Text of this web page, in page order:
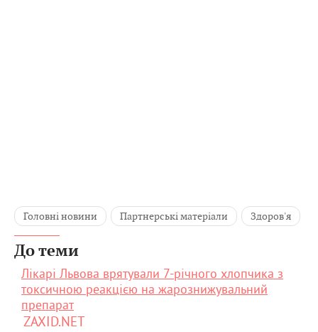
Головні новини Партнерські матеріали Здоров'я
До теми
Лікарі Львова врятували 7-річного хлопчика з
токсичною реакцією на жарознижувальний
препарат
ZAXID.NET